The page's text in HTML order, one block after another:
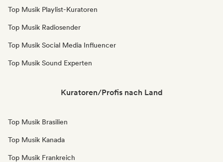
Top Musik Playlist-Kuratoren
Top Musik Radiosender
Top Musik Social Media Influencer
Top Musik Sound Experten
Kuratoren/Profis nach Land
Top Musik Brasilien
Top Musik Kanada
Top Musik Frankreich